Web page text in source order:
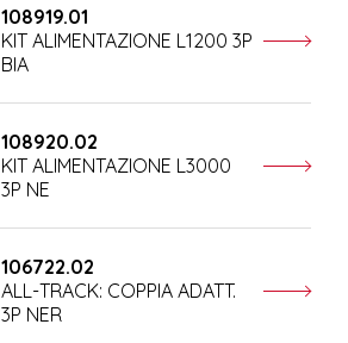
108919.01
KIT ALIMENTAZIONE L1200 3P
BIA
108920.02
KIT ALIMENTAZIONE L3000
3P NE
106722.02
ALL-TRACK: COPPIA ADATT.
3P NER